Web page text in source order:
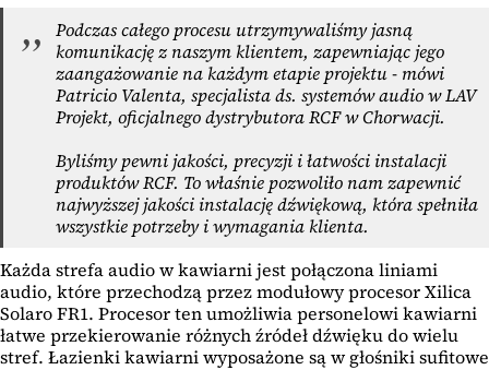
Podczas całego procesu utrzymywaliśmy jasną
komunikację z naszym klientem, zapewniając jego
zaangażowanie na każdym etapie projektu - mówi
Patricio Valenta, specjalista ds. systemów audio w LAV
Projekt, oficjalnego dystrybutora RCF w Chorwacji.
Byliśmy pewni jakości, precyzji i łatwości instalacji
produktów RCF. To właśnie pozwoliło nam zapewnić
najwyższej jakości instalację dźwiękową, która spełniła
wszystkie potrzeby i wymagania klienta.
Każda strefa audio w kawiarni jest połączona liniami
audio, które przechodzą przez modułowy procesor Xilica
Solaro FR1. Procesor ten umożliwia personelowi kawiarni
łatwe przekierowanie różnych źródeł dźwięku do wielu
stref. Łazienki kawiarni wyposażone są w głośniki sufitowe